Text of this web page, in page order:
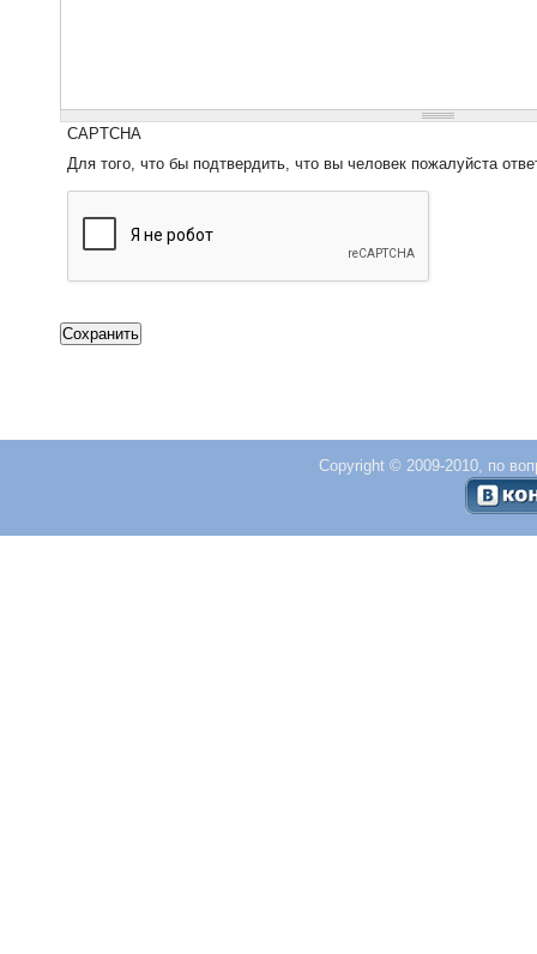
CAPTCHA
Для того, что бы подтвердить, что вы человек пожалуйста
Copyright © 2009-2010, по